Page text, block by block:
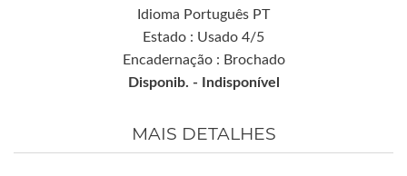
Idioma Português PT
Estado : Usado 4/5
Encadernação : Brochado
Disponib. -
Indisponível
MAIS DETALHES